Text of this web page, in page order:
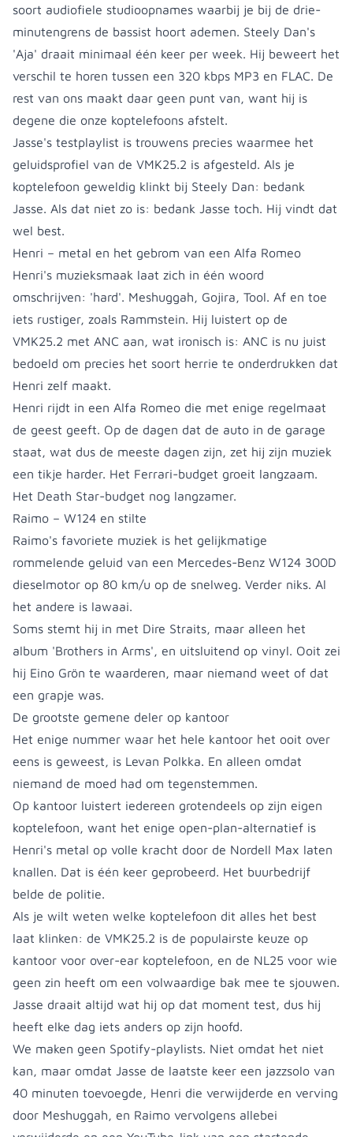
soort audiofiele studioopnames waarbij je bij de drie-
minutengrens de bassist hoort ademen. Steely Dan's
'Aja' draait minimaal één keer per week. Hij beweert het
verschil te horen tussen een 320 kbps MP3 en FLAC. De
rest van ons maakt daar geen punt van, want hij is
degene die onze koptelefoons afstelt.
Jasse's testplaylist is trouwens precies waarmee het
geluidsprofiel van de VMK25.2 is afgesteld. Als je
koptelefoon geweldig klinkt bij Steely Dan: bedank
Jasse. Als dat niet zo is: bedank Jasse toch. Hij vindt dat
wel best.
Henri – metal en het gebrom van een Alfa Romeo
Henri's muzieksmaak laat zich in één woord
omschrijven: 'hard'. Meshuggah, Gojira, Tool. Af en toe
iets rustiger, zoals Rammstein. Hij luistert op de
VMK25.2 met ANC aan, wat ironisch is: ANC is nu juist
bedoeld om precies het soort herrie te onderdrukken dat
Henri zelf maakt.
Henri rijdt in een Alfa Romeo die met enige regelmaat
de geest geeft. Op de dagen dat de auto in de garage
staat, wat dus de meeste dagen zijn, zet hij zijn muziek
een tikje harder. Het Ferrari-budget groeit langzaam.
Het Death Star-budget nog langzamer.
Raimo – W124 en stilte
Raimo's favoriete muziek is het gelijkmatige
rommelende geluid van een Mercedes-Benz W124 300D
dieselmotor op 80 km/u op de snelweg. Verder niks. Al
het andere is lawaai.
Soms stemt hij in met Dire Straits, maar alleen het
album 'Brothers in Arms', en uitsluitend op vinyl. Ooit zei
hij Eino Grön te waarderen, maar niemand weet of dat
een grapje was.
De grootste gemene deler op kantoor
Het enige nummer waar het hele kantoor het ooit over
eens is geweest, is Levan Polkka. En alleen omdat
niemand de moed had om tegenstemmen.
Op kantoor luistert iedereen grotendeels op zijn eigen
koptelefoon, want het enige open-plan-alternatief is
Henri's metal op volle kracht door de Nordell Max laten
knallen. Dat is één keer geprobeerd. Het buurbedrijf
belde de politie.
Als je wilt weten welke koptelefoon dit alles het best
laat klinken: de VMK25.2 is de populairste keuze op
kantoor voor over-ear koptelefoon, en de NL25 voor wie
geen zin heeft om een volwaardige bak mee te sjouwen.
Jasse draait altijd wat hij op dat moment test, dus hij
heeft elke dag iets anders op zijn hoofd.
We maken geen Spotify-playlists. Niet omdat het niet
kan, maar omdat Jasse de laatste keer een jazzsolo van
40 minuten toevoegde, Henri die verwijderde en verving
door Meshuggah, en Raimo vervolgens allebei